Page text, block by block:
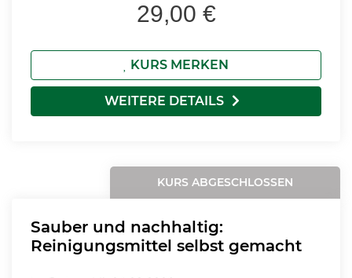
29,00 €
KURS MERKEN
WEITERE DETAILS
KURS ABGESCHLOSSEN
Sauber und nachhaltig:
Reinigungsmittel selbst gemacht